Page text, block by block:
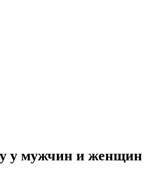
у мужчин и женщин